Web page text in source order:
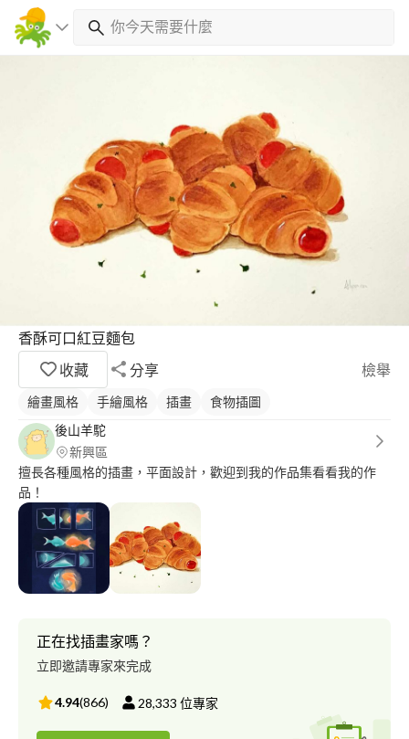
香酥可口紅豆麵包
收藏
分享 檢舉
繪畫風格 手繪風格 插畫
食物插圖
後山羊駝
新興區
擅長各種風格的插畫，平面設計，歡迎到我的作品集看看我的作
品！
正在找插畫家嗎？
立即邀請專家來完成
4.94(866) 28,333 位專家